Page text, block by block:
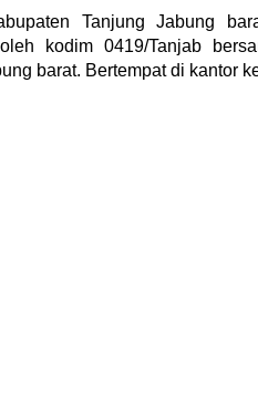
Tanjung Jabung
kodim 0419/Tanjab
barat. Bertempat di kantor